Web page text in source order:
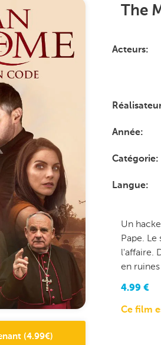
(4.99€)
The
Acteurs
Année
Catégorie
Langue
Un
Pape.
l'affaire.
en
4.99 €
Ce film